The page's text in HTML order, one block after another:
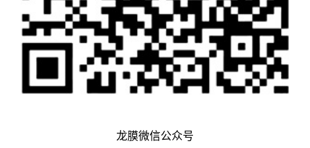
龙膜微信公众号